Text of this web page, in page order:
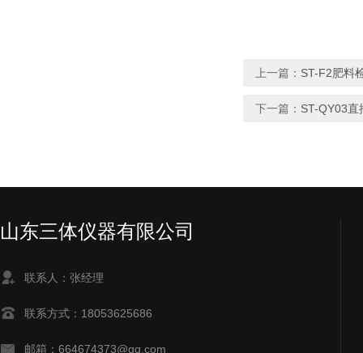
上一篇： ST-F2肥料
下一篇： ST-QY03直
山东三体仪器有限公司
联系人：张经理
联系方式：18053625686
邮箱：664674373@qq.com